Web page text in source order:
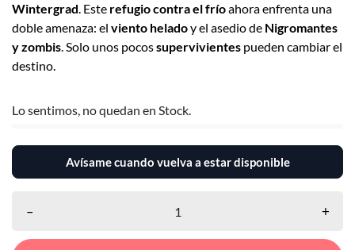
Wintergrad. Este refugio contra el fríoahora enfrenta una
doble amenaza: el viento heladoy el asedio de Nigromantes
y zombis. Solo unos pocossupervivientes pueden cambiar el
destino.
Lo sentimos, no quedan en Stock.
Avísame cuando vuelva a estar disponible
– +